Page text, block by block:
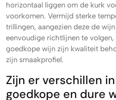
horizontaal liggen om de kurk
voorkomen. Vermijd sterke
trillingen, aangezien deze de
eenvoudige richtlijnen te
goedkope wijn zijn kwaliteit
zijn smaakprofiel.
Zijn er verschillen
goedkope en dure